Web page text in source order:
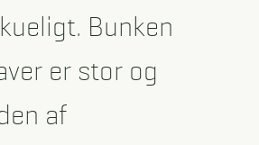
Bunken
er stor og
af